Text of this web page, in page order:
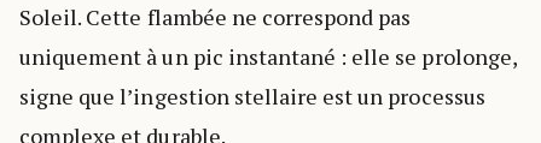
Soleil. Cette flambée ne correspond pas
uniquement à un pic instantané : elle se prolonge,
signe que l’ingestion stellaire est un processus
complexe et durable.